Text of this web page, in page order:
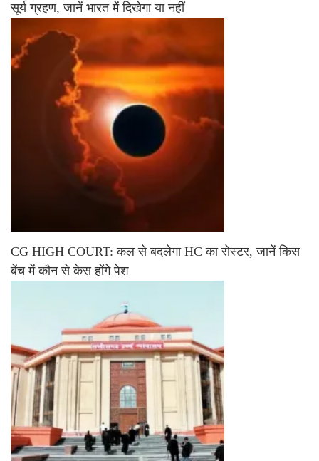
सूर्य ग्रहण, जानें भारत में दिखेगा या नहीं
CG HIGH COURT: कल से बदलेगा HC का रोस्टर, जानें किस
बेंच में कौन से केस होंगे पेश